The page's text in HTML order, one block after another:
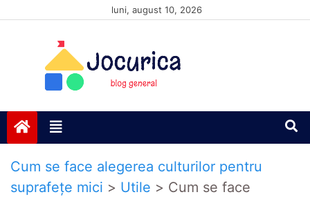
luni, august 10, 2026
Jocurică blog
Cum se face alegerea culturilor pentru
suprafețe mici > Utile > Cum se face